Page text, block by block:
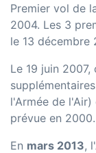
Premier vol de
2004. Les 3
le 13 décembre
Le 19 juin
l'Armée de
prévue en 2000.
En mars 2013,